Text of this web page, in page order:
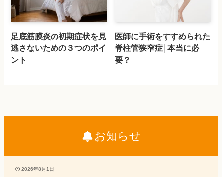
足底筋膜炎の初期症状を見
逃さないための３つのポイ
ント
医師に手術をすすめられた
脊柱管狭窄症│本当に必
要？
お知らせ
2026年8月1日